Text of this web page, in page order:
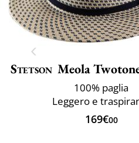
Stetson Meola
100% paglia
Leggero e
169€00